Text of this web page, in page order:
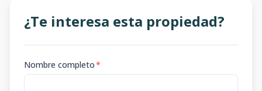
¿Te interesa esta propiedad?
Nombre completo*